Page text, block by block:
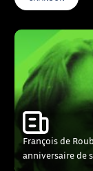
François de
anniversaire de